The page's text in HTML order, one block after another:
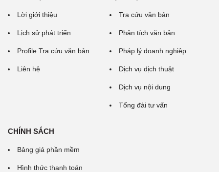
Lời giới thiệu
Lịch sử phát triển
Profile Tra cứu văn bản
Liên hệ
Tra cứu văn bản
Phân tích văn bản
Pháp lý doanh nghiệp
Dịch vụ dịch thuật
Dịch vụ nội dung
Tổng đài tư vấn
CHÍNH SÁCH
Bảng giá phần mềm
Hình thức thanh toán